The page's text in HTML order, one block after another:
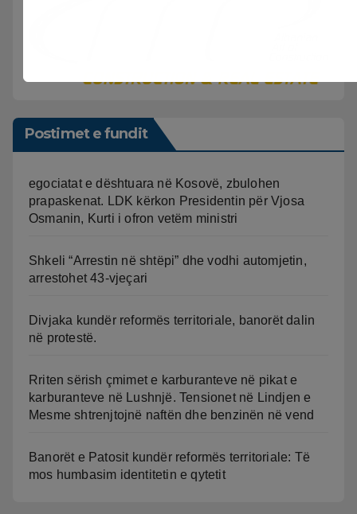
Postimet e fundit
egociatat e dështuara në Kosovë, zbulohen
prapaskenat. LDK kërkon Presidentin për Vjosa
Osmanin, Kurti i ofron vetëm ministri
Shkeli “Arrestin në shtëpi” dhe vodhi automjetin,
arrestohet 43-vjeçari
Divjaka kundër reformës territoriale, banorët dalin
në protestë.
Rriten sërish çmimet e karburanteve në pikat e
karburanteve në Lushnjë. Tensionet në Lindjen e
Mesme shtrenjtojnë naftën dhe benzinën në vend
Banorët e Patosit kundër reformës territoriale: Të
mos humbasim identitetin e qytetit